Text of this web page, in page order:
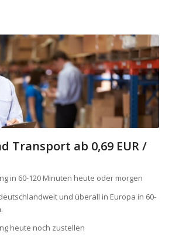
Transport ab 0,69 EUR /
in 60-120 Minuten heute oder morgen
und überall in Europa in 60-
heute noch zustellen